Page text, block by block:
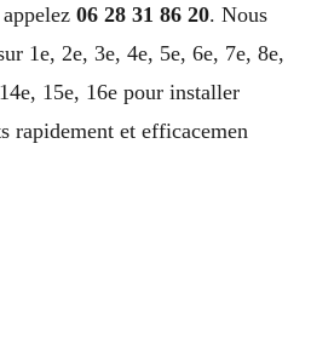
06 28 31 86 20. Nous
1e, 2e, 3e, 4e, 5e, 6e, 7e, 8e,
15e, 16e pour installer
rapidement et efficacemen